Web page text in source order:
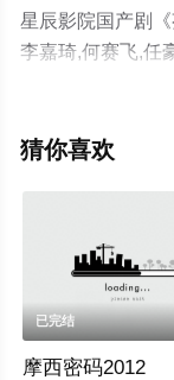
星辰影院国产剧
李嘉琦,何赛飞,任
山水,王歆霆,李殿
（1-28全集），
猜你喜欢
已完结
摩西密码2012